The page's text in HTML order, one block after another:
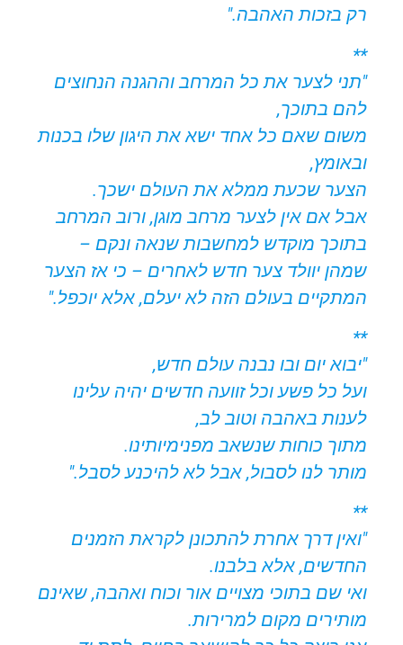
רק בזכות האהבה."
**
"תני לצער את כל המרחב וההגנה הנחוצים
להם בתוכך,
משום שאם כל אחד ישא את היגון שלו בכנות
ובאומץ,
הצער שכעת ממלא את העולם ישכך.
אבל אם אין לצער מרחב מוגן, ורוב המרחב
בתוכך מוקדש למחשבות שנאה ונקם –
שמהן יוולד צער חדש לאחרים – כי אז הצער
המתקיים בעולם הזה לא יעלם, אלא יוכפל."
**
"יבוא יום ובו נבנה עולם חדש,
ועל כל פשע וכל זוועה חדשים יהיה עלינו
לענות באהבה וטוב לב,
מתוך כוחות שנשאב מפנימיותינו.
מותר לנו לסבול, אבל לא להיכנע לסבל."
**
"ואין דרך אחרת להתכונן לקראת הזמנים
החדשים, אלא בלבנו.
ואי שם בתוכי מצויים אור וכוח ואהבה, שאינם
מותירים מקום למרירות.